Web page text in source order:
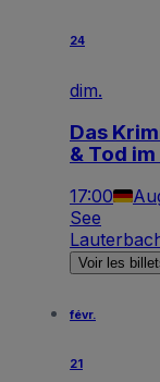
24
dim.
Das
& Tod
17:00
See
Voir les
févr.
21